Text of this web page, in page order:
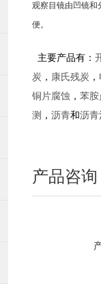
观察目镜由凹镜和
便。
主要产品有：
炭， 康氏残炭，
铜片腐蚀 ， 苯胺
测 ， 沥青和沥青
产品咨询